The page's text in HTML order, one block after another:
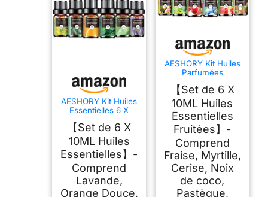
AESHORY Kit Huiles
Essentielles 6 X
Essentielles
Aromathérapie
Naturelle pour
Diffuseurs,
Massage, Yoga -
Lavande, Orange
Douce, Menthe
Poivrée, Arbre à
【Set de 6 X
10ML Huiles
Essentielles】-
Comprend
Lavande,
Orange Douce,
AESHORY Kit Huiles
Parfumées
Fruitées 6 X 10ML,
Huile Essentielle
Fruits Naturelle pour
Diffuseurs,
Massage, DIY
Bougie, Savon -
Cerise, Fraise,
Myrtille, Noix de
Coco, Pastèque,
Mangue
【Set de 6 X
10ML Huiles
Essentielles
Fruitées】-
Comprend
Fraise, Myrtille,
Cerise, Noix
de coco,
Pastèque,